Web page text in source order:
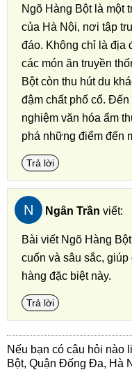
Ngõ Hàng Bột là một
của Hà Nội, nơi tập
đáo. Không chỉ là
các món ăn truyền
Bột còn thu hút du
đậm chất phố cổ.
nghiệm văn hóa ẩm
phá những điểm đến
Trả lời
N Ngân Trần viết:
Bài viết Ngõ Hàng
cuốn và sâu sắc,
hàng đặc biệt này.
Trả lời
Nếu bạn có câu hỏi nào
Bột, Quận Đống Đa, Hà